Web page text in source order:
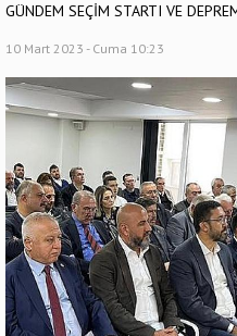
GÜNDEM SEÇİM STARTI VE
10 Mart 2023 - Cuma 10:23